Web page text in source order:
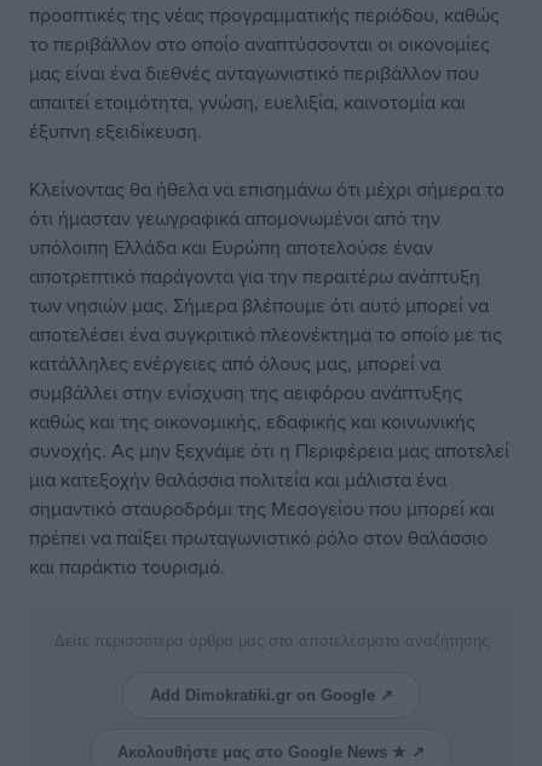
προοπτικές της νέας προγραμματικής περιόδου, καθώς
το περιβάλλον στο οποίο αναπτύσσονται οι οικονομίες
μας είναι ένα διεθνές ανταγωνιστικό περιβάλλον που
απαιτεί ετοιμότητα, γνώση, ευελιξία, καινοτομία και
έξυπνη εξειδίκευση.
Κλείνοντας θα ήθελα να επισημάνω ότι μέχρι σήμερα το
ότι ήμασταν γεωγραφικά απομονωμένοι από την
υπόλοιπη Ελλάδα και Ευρώπη αποτελούσε έναν
αποτρεπτικό παράγοντα για την περαιτέρω ανάπτυξη
των νησιών μας. Σήμερα βλέπουμε ότι αυτό μπορεί να
αποτελέσει ένα συγκριτικό πλεονέκτημα το οποίο με τις
κατάλληλες ενέργειες από όλους μας, μπορεί να
συμβάλλει στην ενίσχυση της αειφόρου ανάπτυξης
καθώς και της οικονομικής, εδαφικής και κοινωνικής
συνοχής. Ας μην ξεχνάμε ότι η Περιφέρεια μας αποτελεί
μια κατεξοχήν θαλάσσια πολιτεία και μάλιστα ένα
σημαντικό σταυροδρόμι της Μεσογείου που μπορεί και
πρέπει να παίξει πρωταγωνιστικό ρόλο στον θαλάσσιο
και παράκτιο τουρισμό.
Δείτε περισσότερα άρθρα μας στα αποτελέσματα αναζήτησης
Add Dimokratiki.gr on Google ↗
Ακολουθήστε μας στο Google News ★ ↗